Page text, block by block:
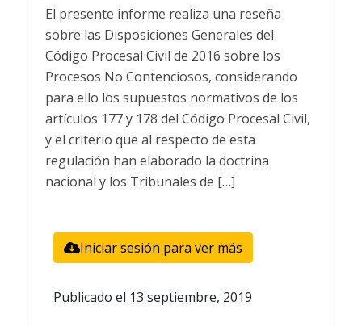
El presente informe realiza una reseña
sobre las Disposiciones Generales del
Código Procesal Civil de 2016 sobre los
Procesos No Contenciosos, considerando
para ello los supuestos normativos de los
artículos 177 y 178 del Código Procesal Civil,
y el criterio que al respecto de esta
regulación han elaborado la doctrina
nacional y los Tribunales de […]
Iniciar sesión para ver más
Publicado el 13 septiembre, 2019